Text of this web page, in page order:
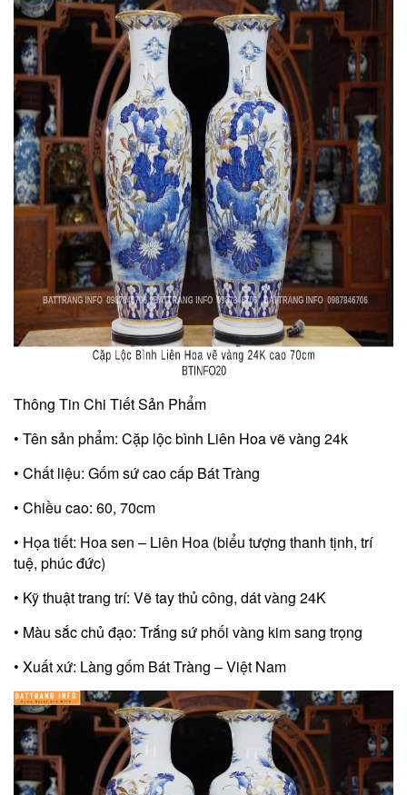
Thông Tin Chi Tiết Sản Phẩm
• Tên sản phẩm: Cặp lộc bình Liên Hoa vẽ vàng 24k
• Chất liệu: Gốm sứ cao cấp Bát Tràng
• Chiều cao: 60, 70cm
• Họa tiết: Hoa sen – Liên Hoa (biểu tượng thanh tịnh, trí
tuệ, phúc đức)
• Kỹ thuật trang trí: Vẽ tay thủ công, dát vàng 24K
• Màu sắc chủ đạo: Trắng sứ phối vàng kim sang trọng
• Xuất xứ: Làng gốm Bát Tràng – Việt Nam